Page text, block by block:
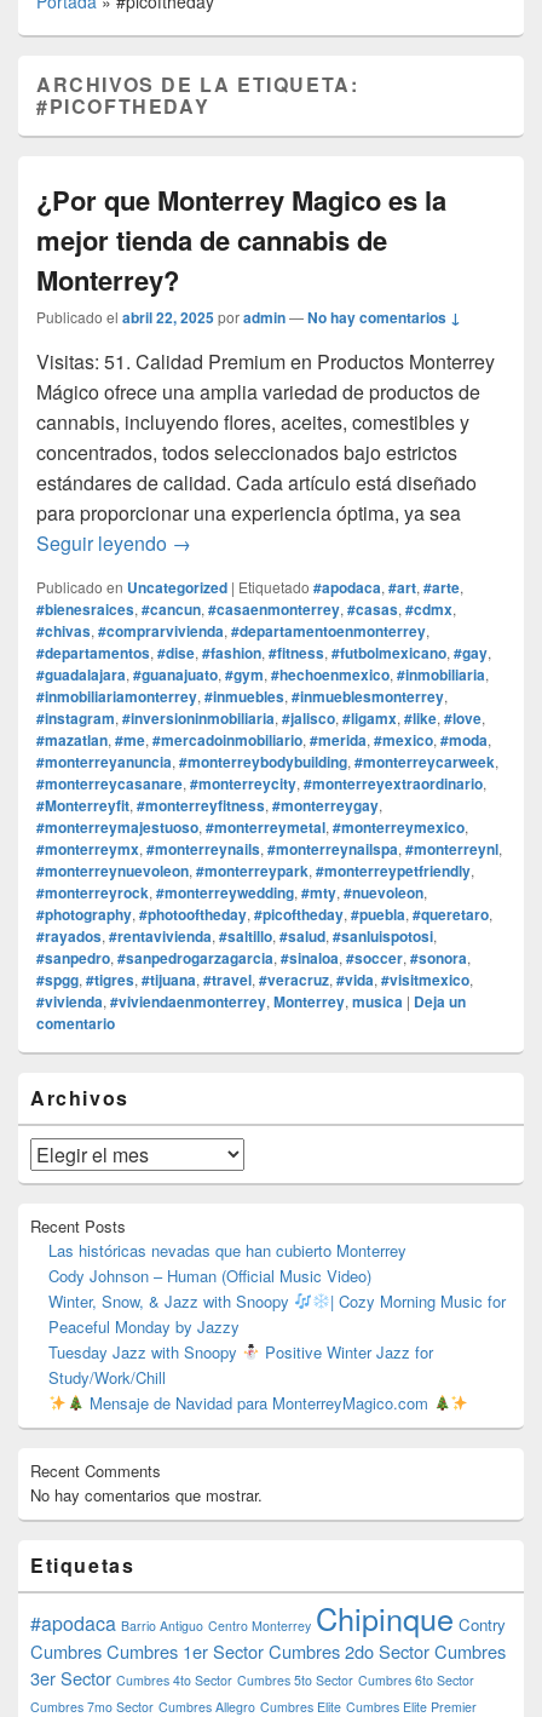
ARCHIVOS DE LA ETIQUETA:
#PICOFTHEDAY
¿Por que Monterrey Magico es la
mejor tienda de cannabis de
Monterrey?
Publicado el abril 22, 2025poradmin—No hay comentarios ↓
Visitas: 51. Calidad Premium en Productos Monterrey
Mágico ofrece una amplia variedad de productos de
cannabis, incluyendo flores, aceites, comestibles y
concentrados, todos seleccionados bajo estrictos
estándares de calidad. Cada artículo está diseñado
para proporcionar una experiencia óptima, ya sea
Seguir leyendo ¿Por que Monterrey Magico es la mejor
→
Publicado en Uncategorized | Etiquetado #apodaca, #art, #arte,
#bienesraices, #cancun, #casaenmonterrey, #casas, #cdmx,
#chivas, #comprarvivienda, #departamentoenmonterrey,
#departamentos, #dise, #fashion, #fitness, #futbolmexicano, #gay,
#guadalajara, #guanajuato, #gym, #hechoenmexico, #inmobiliaria,
#inmobiliariamonterrey, #inmuebles, #inmueblesmonterrey,
#instagram, #inversioninmobiliaria, #jalisco, #ligamx, #like, #love,
#mazatlan, #me, #mercadoinmobiliario, #merida, #mexico, #moda,
#monterreyanuncia, #monterreybodybuilding, #monterreycarweek,
#monterreycasanare, #monterreycity, #monterreyextraordinario,
#Monterreyfit, #monterreyfitness, #monterreygay,
#monterreymajestuoso, #monterreymetal, #monterreymexico,
#monterreymx, #monterreynails, #monterreynailspa, #monterreynl,
#monterreynuevoleon, #monterreypark, #monterreypetfriendly,
#monterreyrock, #monterreywedding, #mty, #nuevoleon,
#photography, #photooftheday, #picoftheday, #puebla, #queretaro,
#rayados, #rentavivienda, #saltillo, #salud, #sanluispotosi,
#sanpedro, #sanpedrogarzagarcia, #sinaloa, #soccer, #sonora,
#spgg, #tigres, #tijuana, #travel, #veracruz, #vida, #visitmexico,
#vivienda, #viviendaenmonterrey, Monterrey, musica | Deja un
comentario
área
de
widget
barra
lateral
Archivos
Archivos
Recent Posts
Las históricas nevadas que han cubierto Monterrey
Cody Johnson – Human (Official Music Video)
Winter, Snow, & Jazz with Snoopy
| Cozy Morning Music for
Peaceful Monday by Jazzy
Tuesday Jazz with Snoopy
Positive Winter Jazz for
Study/Work/Chill
Mensaje de Navidad para MonterreyMagico.com
Recent Comments
No hay comentarios que mostrar.
Etiquetas
#apodaca Barrio Antiguo Centro Monterrey Chipinque Contry
CumbresCumbres 1er SectorCumbres 2do SectorCumbres
3er Sector Cumbres 4to Sector Cumbres 5to Sector Cumbres 6to Sector
Cumbres 7mo Sector Cumbres Allegro Cumbres Elite Cumbres Elite Premier